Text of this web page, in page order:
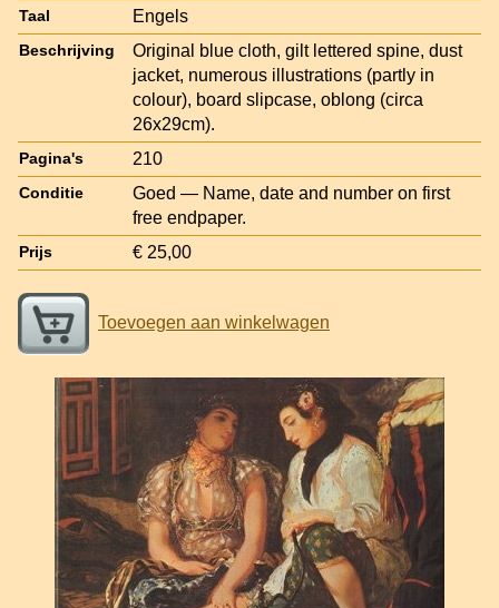
Taal Engels
Beschrijving
Original blue cloth, gilt lettered spine, dust
jacket, numerous illustrations (partly in
colour), board slipcase, oblong (circa
26x29cm).
Pagina's 210
Conditie
Goed — Name, date and number on first
free endpaper.
Prijs € 25,00
Toevoegen aan winkelwagen